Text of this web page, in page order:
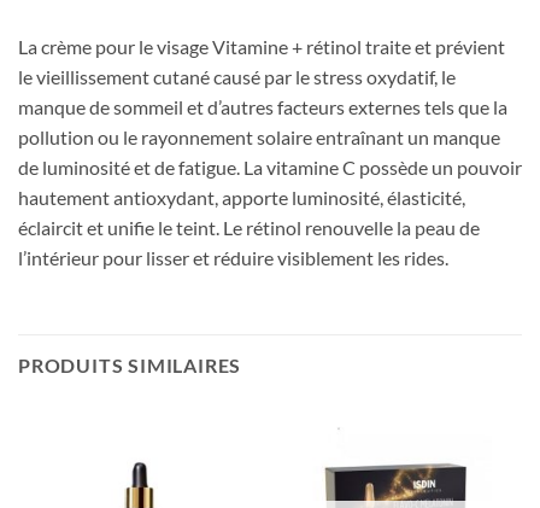
La crème pour le visage Vitamine + rétinol traite et prévient
le vieillissement cutané causé par le stress oxydatif, le
manque de sommeil et d’autres facteurs externes tels que la
pollution ou le rayonnement solaire entraînant un manque
de luminosité et de fatigue. La vitamine C possède un pouvoir
hautement antioxydant, apporte luminosité, élasticité,
éclaircit et unifie le teint. Le rétinol renouvelle la peau de
l’intérieur pour lisser et réduire visiblement les rides.
PRODUITS SIMILAIRES